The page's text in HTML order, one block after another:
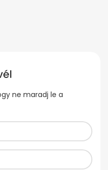
ne maradj le a